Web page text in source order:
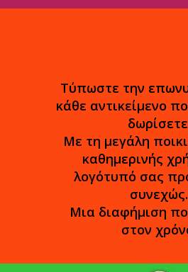
Τύπωστε την
κάθε αντικείμενο
Με τη μεγάλη
καθημερινής
λογότυπό σας
συνεχώς.
Μια διαφήμιση
στον